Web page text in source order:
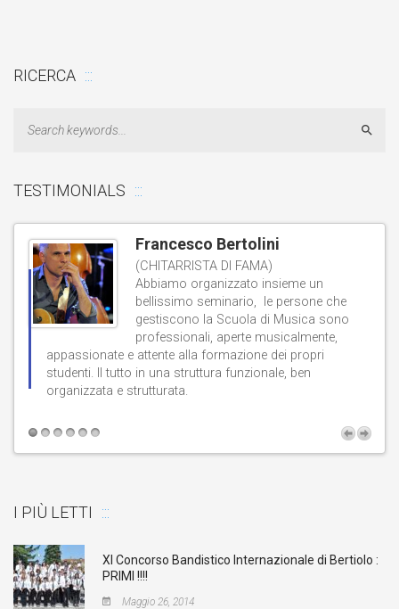
RICERCA
TESTIMONIALS
Francesco Bertolini
(CHITARRISTA DI FAMA)
Abbiamo organizzato insieme un
bellissimo seminario, le persone che
gestiscono la Scuola di Musica sono
professionali, aperte musicalmente,
appassionate e attente alla formazione dei propri
studenti. Il tutto in una struttura funzionale, ben
organizzata e strutturata.
I PIÙ LETTI
XI Concorso Bandistico Internazionale di Bertiolo :
PRIMI !!!!
Maggio 26, 2014